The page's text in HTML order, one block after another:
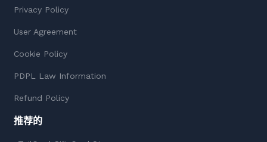
Privacy Policy
User Agreement
Cookie Policy
PDPL Law Information
Refund Policy
推荐的